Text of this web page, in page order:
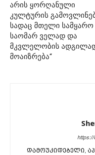
არის ყორღანული
კულტურის
სადაც მთელი სამყარო
საომარ ველად და
მკვლელობის
მოაიზრება“
https://
დამოუკიდებელი,